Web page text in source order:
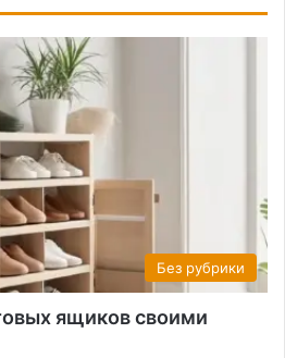
Без рубрики
ящиков своими